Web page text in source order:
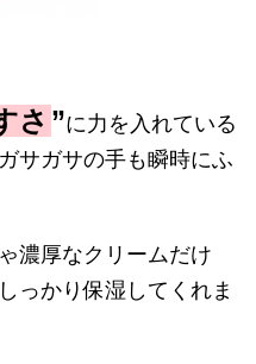
さ ”に力を入れている
サガサの手も瞬時にふ
濃厚なクリームだけ
っかり保湿してくれま